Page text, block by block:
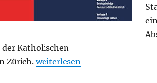
Katholischen
Zürich.„Abstimmungsempfehlungen
weiterlesen